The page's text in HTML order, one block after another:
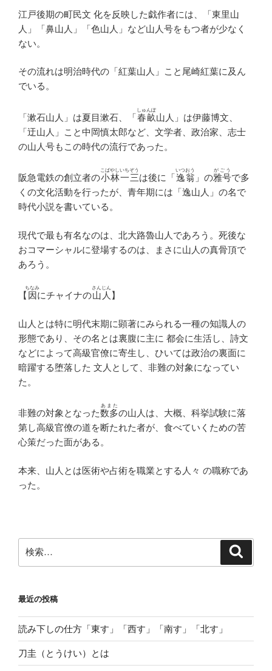
江戸後期の町民文 化を反映した戯作者には、「東里山
人」「鼻山人」「色山人」など山人号をもつ者が少なく
ない。
その流れは明治時代の「紅葉山人」こと尾崎紅葉に及ん
でいる。
「漱石山人」は夏目漱石、「 春畝
しゅんぽ
山人」は伊藤博文、
「迂山人」こと中岡慎太郎など、文学者、政治家、志士
の山人号もこの時代の流行であった。
阪急電鉄の創立者の小林一三
こばやしいちぞう
は後に「 逸翁
いつおう
」の雅号
がごう
で多
くの文化活動を行ったが、青年期には「逸山人」の名で
時代小説を書いている。
現代で最も有名なのは、北大路魯山人であろう。死後な
おコマーシャルに登場するのは、まさに山人の真骨頂で
あろう。
【 因
ちなみ
にチャイナの山人
さんじん
】
山人とは特に明代末期に顕著にみられる一種の知識人の
形態であり、その名とは裏腹に主に 都会に生活し、詩文
などによって高級官僚に寄生し、ひいては政治の裏面に
暗躍する堕落した 文人として、非難の対象になってい
た。
非難の対象となった数多
あまた
の山人は、大概、科挙試験に落
第し高級官僚の道を断たれた者が、食べていくための苦
心策だった面がある。
本来、山人とは医術や占術を職業とする人々 の職称であ
った。
索:
最近の投稿
読み下しの仕方「東す」「西す」「南す」「北す」
刀圭（とうけい）とは